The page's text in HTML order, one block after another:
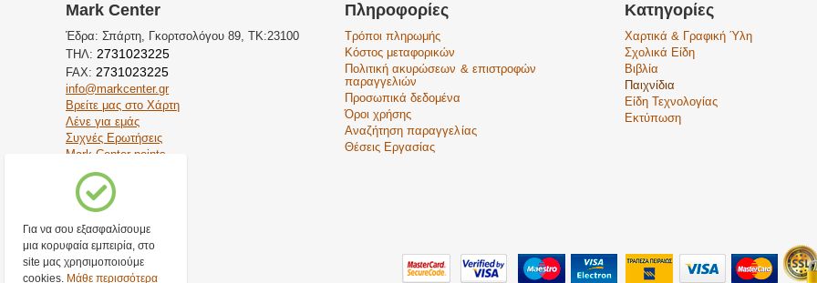
Mark Center
Έδρα: Σπάρτη, Γκορτσολόγου 89, ΤΚ:23100
ΤΗΛ: 2731023225
FAX:2731023225
info@markcenter.gr
Βρείτε μας στο Χάρτη
Λένε για εμάς
Συχνές Ερωτήσεις
Mark Center points
Πληροφορίες
Τρόποι πληρωμής
Κόστος μεταφορικών
Πολιτική ακυρώσεων & επιστροφών
παραγγελιών
Προσωπικά δεδομένα
Όροι χρήσης
Αναζήτηση παραγγελίας
Θέσεις Εργασίας
Κατηγορίες
Χαρτικά & Γραφική Ύλη
Σχολικά Είδη
Βιβλία
Παιχνίδια
Είδη Τεχνολογίας
Εκτύπωση
Για να σου εξασφαλίσουμε
μια κορυφαία εμπειρία, στο
site μας χρησιμοποιούμε
cookies. Μάθε περισσότερα